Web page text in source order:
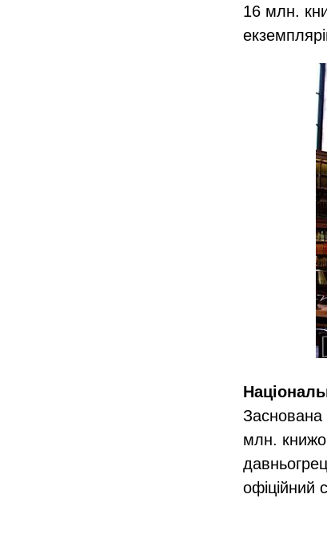
16 млн.
Заснована
млн.
офіційний